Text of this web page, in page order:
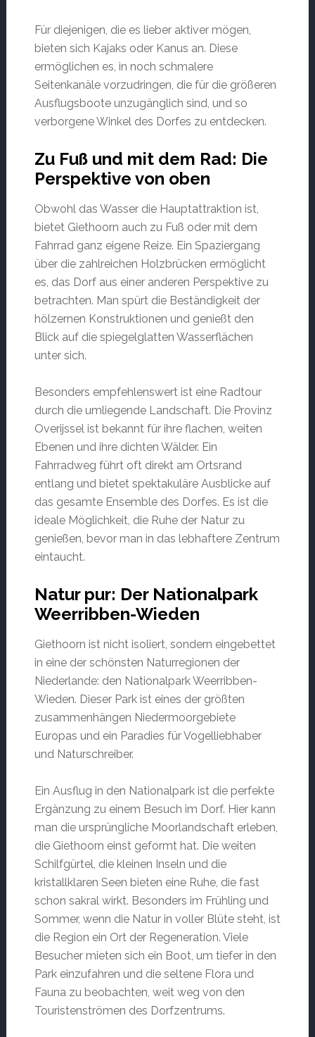
Für diejenigen, die es lieber aktiver mögen,
bieten sich Kajaks oder Kanus an. Diese
ermöglichen es, in noch schmalere
Seitenkanäle vorzudringen, die für die größeren
Ausflugsboote unzugänglich sind, und so
verborgene Winkel des Dorfes zu entdecken.
Zu Fuß und mit dem Rad: Die
Perspektive von oben
Obwohl das Wasser die Hauptattraktion ist,
bietet Giethoorn auch zu Fuß oder mit dem
Fahrrad ganz eigene Reize. Ein Spaziergang
über die zahlreichen Holzbrücken ermöglicht
es, das Dorf aus einer anderen Perspektive zu
betrachten. Man spürt die Beständigkeit der
hölzernen Konstruktionen und genießt den
Blick auf die spiegelglatten Wasserflächen
unter sich.
Besonders empfehlenswert ist eine Radtour
durch die umliegende Landschaft. Die Provinz
Overijssel ist bekannt für ihre flachen, weiten
Ebenen und ihre dichten Wälder. Ein
Fahrradweg führt oft direkt am Ortsrand
entlang und bietet spektakuläre Ausblicke auf
das gesamte Ensemble des Dorfes. Es ist die
ideale Möglichkeit, die Ruhe der Natur zu
genießen, bevor man in das lebhaftere Zentrum
eintaucht.
Natur pur: Der Nationalpark
Weerribben-Wieden
Giethoorn ist nicht isoliert, sondern eingebettet
in eine der schönsten Naturregionen der
Niederlande: den Nationalpark Weerribben-
Wieden. Dieser Park ist eines der größten
zusammenhängen Niedermoorgebiete
Europas und ein Paradies für Vogelliebhaber
und Naturschreiber.
Ein Ausflug in den Nationalpark ist die perfekte
Ergänzung zu einem Besuch im Dorf. Hier kann
man die ursprüngliche Moorlandschaft erleben,
die Giethoorn einst geformt hat. Die weiten
Schilfgürtel, die kleinen Inseln und die
kristallklaren Seen bieten eine Ruhe, die fast
schon sakral wirkt. Besonders im Frühling und
Sommer, wenn die Natur in voller Blüte steht, ist
die Region ein Ort der Regeneration. Viele
Besucher mieten sich ein Boot, um tiefer in den
Park einzufahren und die seltene Flora und
Fauna zu beobachten, weit weg von den
Touristenströmen des Dorfzentrums.